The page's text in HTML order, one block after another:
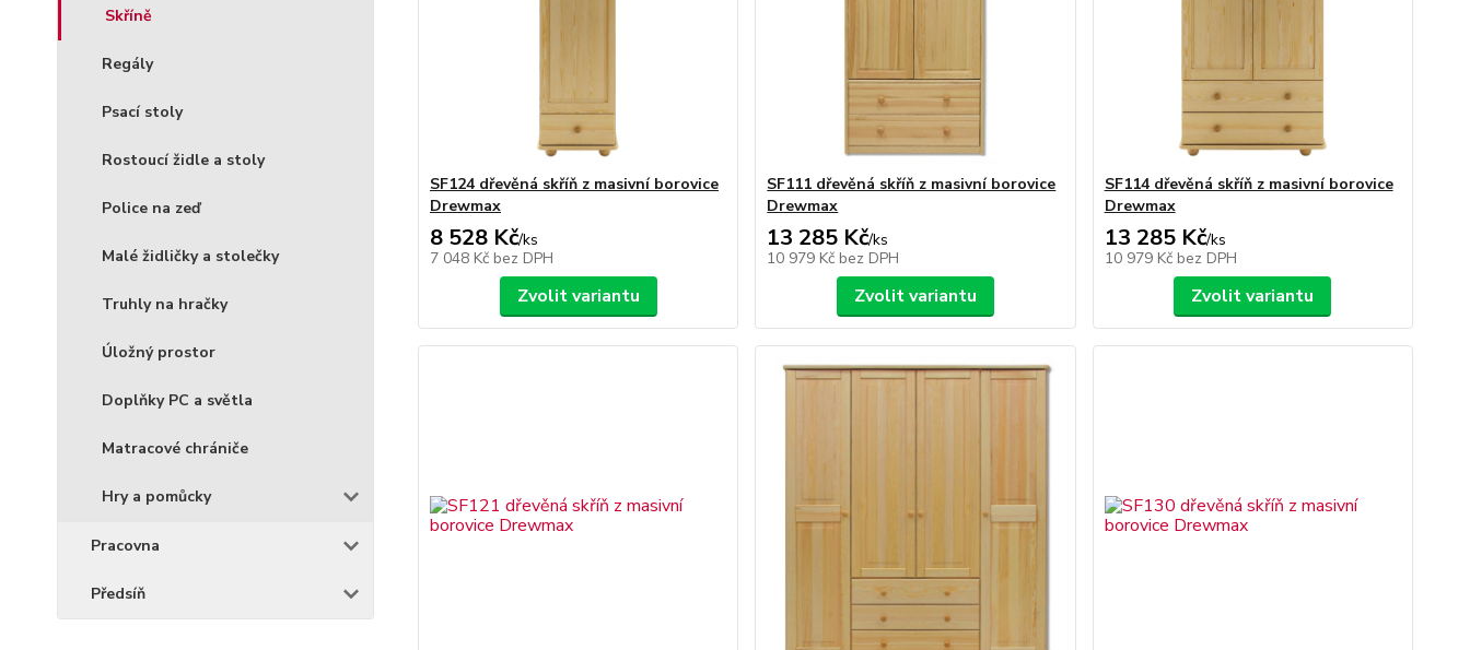
Skříně
Regály
Psací stoly
Rostoucí židle a stoly
Police na zeď
Malé židličky a stolečky
Truhly na hračky
Úložný prostor
Doplňky PC a světla
Matracové chrániče
Hry a pomůcky
Pracovna
Předsíň
SF124 dřevěná skříň z masivní borovice
Drewmax
8 528 Kč/ks
7 048 Kč bez DPH
Zvolit variantu
SF111 dřevěná skříň z masivní borovice
Drewmax
13 285 Kč/ks
10 979 Kč bez DPH
Zvolit variantu
SF114 dřevěná skříň z masivní borovice
Drewmax
13 285 Kč/ks
10 979 Kč bez DPH
Zvolit variantu